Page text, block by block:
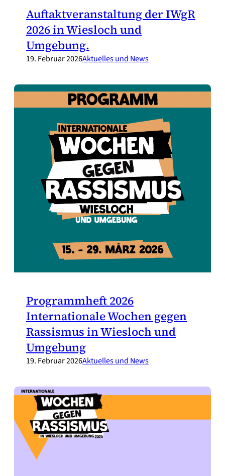
Auftaktveranstaltung der IWgR
2026 in Wiesloch und
Umgebung.
19. Februar 2026Aktuelles und News
Programmheft 2026
Internationale Wochen gegen
Rassismus in Wiesloch und
Umgebung
19. Februar 2026Aktuelles und News